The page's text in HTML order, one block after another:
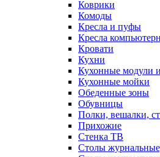
Коврики
Комоды
Кресла и пуфы
Кресла
Кровати
Кухни
Кухонные модули
Кухонные мойки
Обеденные зоны
Обувницы
Полки, вешалки,
Прихожие
Стенка ТВ
Столы